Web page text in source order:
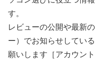
す。
レビューの公開や最新
ー）でお知らせしてい
願いします［アカウン